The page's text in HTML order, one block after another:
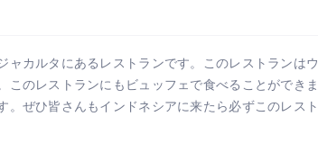
ャカルタにあるレストランです。このレストランは
このレストランにもビュッフェで食べることができ
。ぜひ皆さんもインドネシアに来たら必ずこのレス